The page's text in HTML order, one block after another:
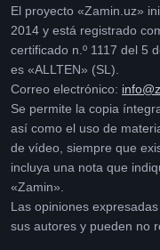
El proyecto «Zamin.uz»
2014 y está registrado
certificado n.º 1117 del 5
es «ALLTEN» (SL).
Correo electrónico:
Se permite la copia
así como el uso de
de vídeo, siempre que
incluya una nota que
«Zamin».
Las opiniones
sus autores y pueden no